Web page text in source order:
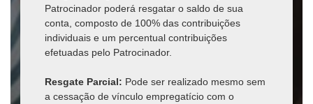
Patrocinador poderá resgatar o saldo de sua
conta, composto de 100% das contribuições
individuais e um percentual contribuições
efetuadas pelo Patrocinador.
Resgate Parcial: Pode ser realizado mesmo sem
a cessação de vínculo empregatício com o